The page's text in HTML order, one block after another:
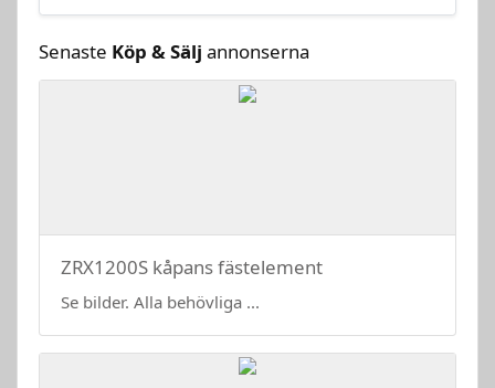
Senaste Köp & Sälj annonserna
ZRX1200S kåpans fästelement
Se bilder. Alla behövliga ...